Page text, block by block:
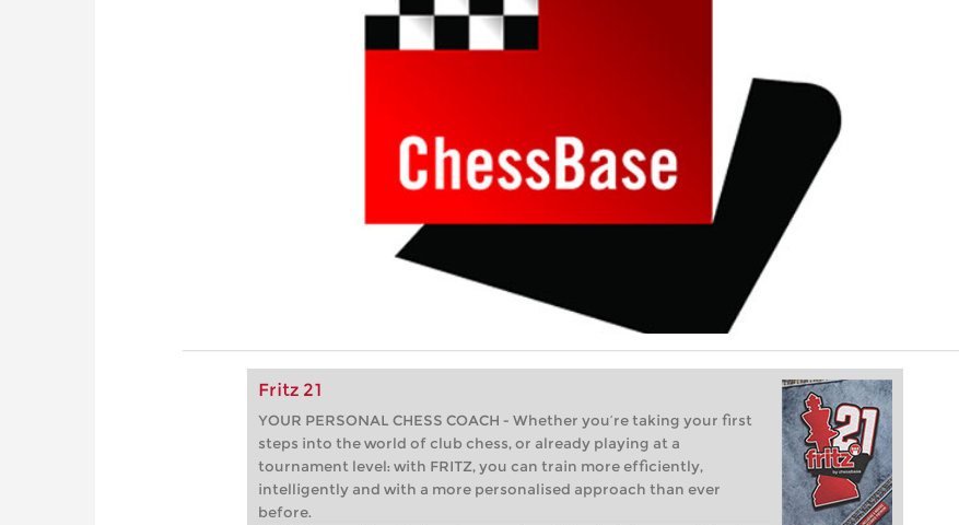
Fritz 21
YOUR PERSONAL CHESS COACH - Whether you’re taking your first
steps into the world of club chess, or already playing at a
tournament level: with FRITZ, you can train more efficiently,
intelligently and with a more personalised approach than ever
before.